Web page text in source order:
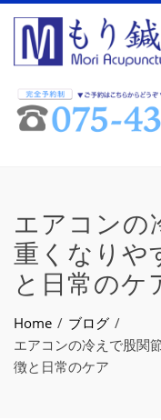
エアコンの
重くなりや
と日常のケ
Home
ブログ
エアコンの冷えで股関
徴と日常のケア